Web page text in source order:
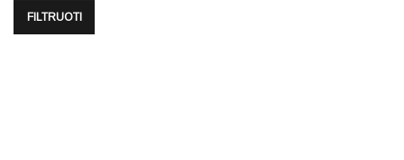
FILTRUOTI